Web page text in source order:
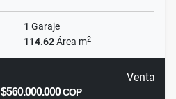
1 Garaje
114.62Área m2
Venta
$560.000.000COP